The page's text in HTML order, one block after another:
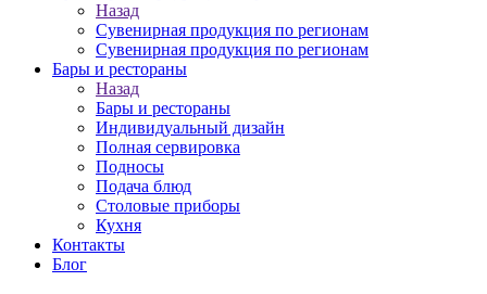
Назад
Сувенирная продукция по регионам
Сувенирная продукция по регионам
Бары и рестораны
Назад
Бары и рестораны
Индивидуальный дизайн
Полная сервировка
Подносы
Подача блюд
Столовые приборы
Кухня
Контакты
Блог